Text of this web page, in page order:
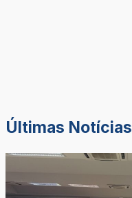
Últimas Notícias